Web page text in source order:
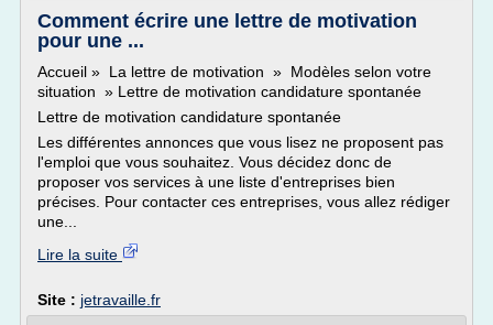
Comment écrire une lettre de motivation
pour une ...
Accueil » La lettre de motivation » Modèles selon votre
situation » Lettre de motivation candidature spontanée
Lettre de motivation candidature spontanée
Les différentes annonces que vous lisez ne proposent pas
l'emploi que vous souhaitez. Vous décidez donc de
proposer vos services à une liste d'entreprises bien
précises. Pour contacter ces entreprises, vous allez rédiger
une...
Lire la suite
Site : jetravaille.fr